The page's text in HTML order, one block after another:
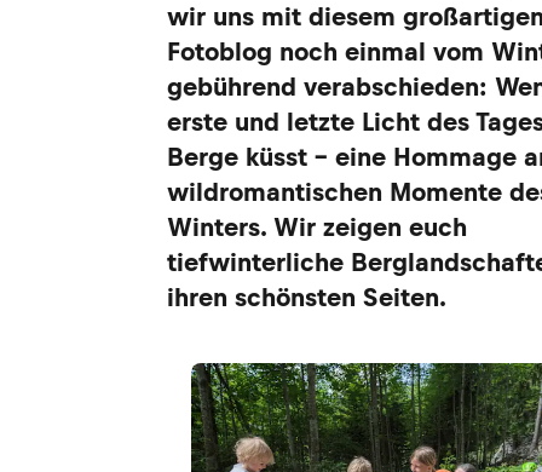
wir uns mit diesem
Fotoblog noch einmal vom
gebührend verabschieden:
erste und letzte Licht des
Berge küsst – eine Hommage
wildromantischen Momente
Winters. Wir zeigen euch
tiefwinterliche
ihren schönsten Seiten.